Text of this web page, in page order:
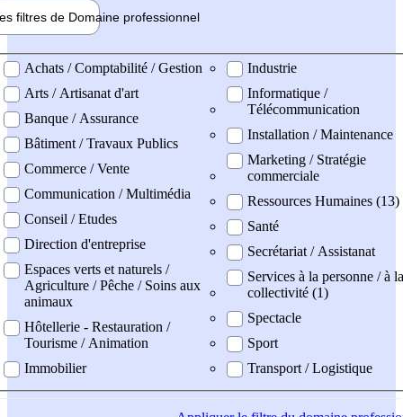
filtres de Domaine professionnel
professionel
Achats / Comptabilité / Gestion
Arts / Artisanat d'art
Banque / Assurance
Bâtiment / Travaux Publics
Commerce / Vente
Communication / Multimédia
Conseil / Etudes
Direction d'entreprise
Espaces verts et naturels /
Agriculture / Pêche / Soins aux
animaux
Hôtellerie - Restauration /
Tourisme / Animation
Immobilier
Industrie
Informatique /
Télécommunication
Installation / Maintenance
Marketing / Stratégie
commerciale
Ressources Humaines (13)
Santé
Secrétariat / Assistanat
Services à la personne / à la
collectivité (1)
Spectacle
Sport
Transport / Logistique